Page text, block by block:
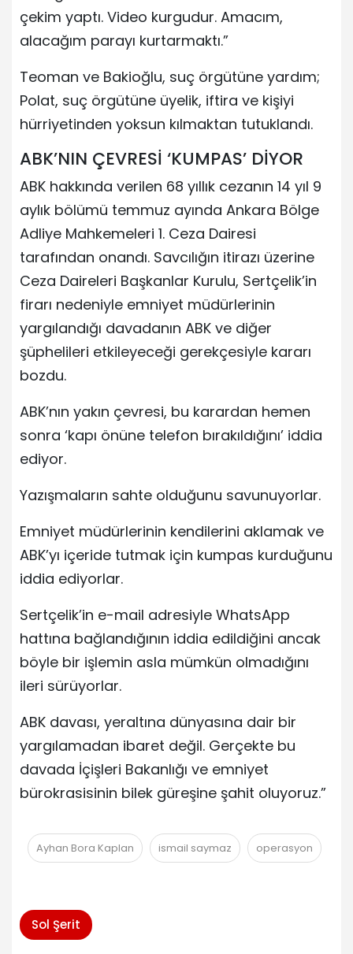
çekim yaptı. Video kurgudur. Amacım,
alacağım parayı kurtarmaktı.”
Teoman ve Bakioğlu, suç örgütüne yardım;
Polat, suç örgütüne üyelik, iftira ve kişiyi
hürriyetinden yoksun kılmaktan tutuklandı.
ABK’NIN ÇEVRESİ ‘KUMPAS’ DİYOR
ABK hakkında verilen 68 yıllık cezanın 14 yıl 9
aylık bölümü temmuz ayında Ankara Bölge
Adliye Mahkemeleri 1. Ceza Dairesi
tarafından onandı. Savcılığın itirazı üzerine
Ceza Daireleri Başkanlar Kurulu, Sertçelik’in
firarı nedeniyle emniyet müdürlerinin
yargılandığı davadanın ABK ve diğer
şüphelileri etkileyeceği gerekçesiyle kararı
bozdu.
ABK’nın yakın çevresi, bu karardan hemen
sonra ‘kapı önüne telefon bırakıldığını’ iddia
ediyor.
Yazışmaların sahte olduğunu savunuyorlar.
Emniyet müdürlerinin kendilerini aklamak ve
ABK’yı içeride tutmak için kumpas kurduğunu
iddia ediyorlar.
Sertçelik’in e-mail adresiyle WhatsApp
hattına bağlandığının iddia edildiğini ancak
böyle bir işlemin asla mümkün olmadığını
ileri sürüyorlar.
ABK davası, yeraltına dünyasına dair bir
yargılamadan ibaret değil. Gerçekte bu
davada İçişleri Bakanlığı ve emniyet
bürokrasisinin bilek güreşine şahit oluyoruz.”
Ayhan Bora Kaplan ismail saymaz operasyon
Sol Şerit